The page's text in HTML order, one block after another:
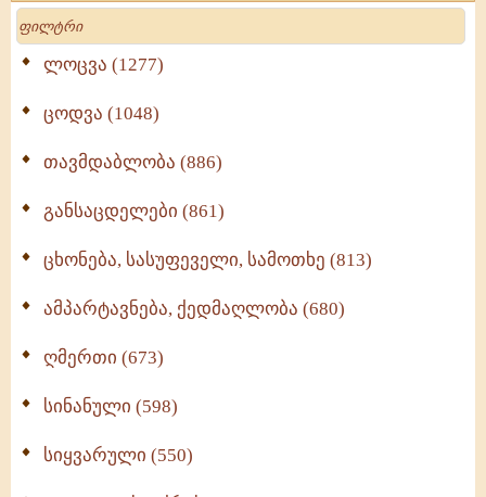
Search
ლოცვა (1277)
ცოდვა (1048)
თავმდაბლობა (886)
განსაცდელები (861)
ცხონება, სასუფეველი, სამოთხე (813)
ამპარტავნება, ქედმაღლობა (680)
ღმერთი (673)
სინანული (598)
სიყვარული (550)